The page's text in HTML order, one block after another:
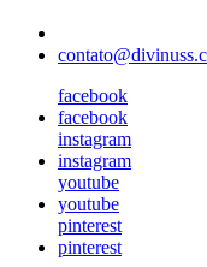
facebook
facebook
instagram
instagram
youtube
youtube
pinterest
pinterest